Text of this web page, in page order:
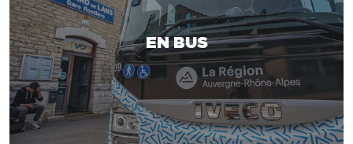
EN BUS